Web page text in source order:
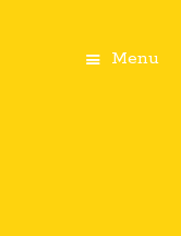
Menu